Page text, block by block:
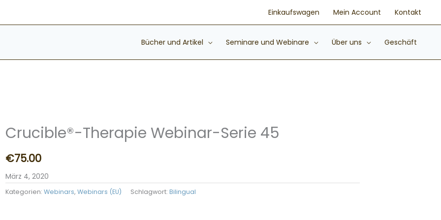
Einkaufswagen Mein Account Kontakt
Bücher und Artikel Seminare und Webinare Über uns Geschäft
Crucible®-Therapie Webinar-Serie 45
€75.00
März 4, 2020
Kategorien:Webinars,Webinars (EU) Schlagwort:Bilingual